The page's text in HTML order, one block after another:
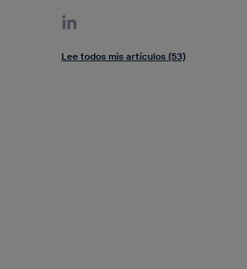
Lee todos mis artículos (53)